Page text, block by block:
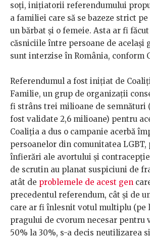
soți, inițiatorii referendumului
a familiei care să se bazeze strict
un bărbat și o femeie. Asta ar fi
căsniciile între persoane de același
sunt interzise în România, conform
Referendumul a fost inițiat de
Familie, un grup de organizații
fi strâns trei milioane de semnături
fost validate 2,6 milioane) pentru
Coaliția a dus o campanie acerbă
persoanelor din comunitatea LGBT,
înfierări ale avortului și
de scrutin au planat suspiciuni de
atât de problemele de acest gen
precedentul referendum, cât și de
care ar fi înlesnit votul multiplu (pe
pragului de cvorum necesar pentru
50% la 30%, s-a decis neutilizarea